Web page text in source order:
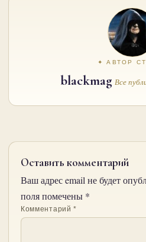
✦ АВТОР
blackmag Все
Оставить комментарий
Ваш адрес email не будет
поля помечены *
Комментарий*